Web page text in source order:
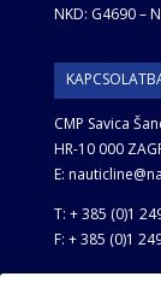
NKD: G4690 –
CMP Savica
HR-10 000
E:
T: + 385 (0)1
F: + 385 (0)1